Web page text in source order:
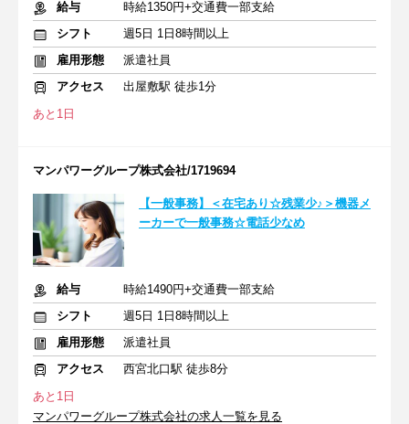
給与
時給1350円+交通費一部支給
シフト
週5日 1日8時間以上
雇用形態
派遣社員
アクセス
出屋敷駅 徒歩1分
あと1日
マンパワーグループ株式会社/1719694
【一般事務】＜在宅あり☆残業少♪＞機器メ
ーカーで一般事務☆電話少なめ
給与
時給1490円+交通費一部支給
シフト
週5日 1日8時間以上
雇用形態
派遣社員
アクセス
西宮北口駅 徒歩8分
あと1日
マンパワーグループ株式会社の求人一覧を見る